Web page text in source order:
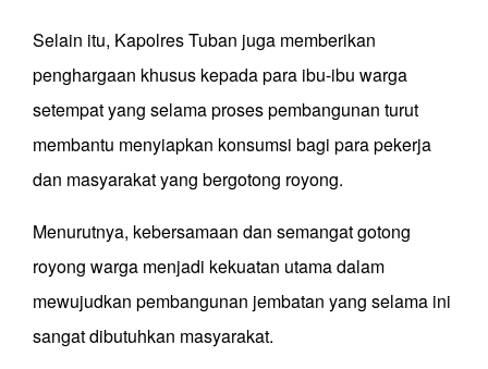
Selain itu, Kapolres Tuban juga memberikan
penghargaan khusus kepada para ibu-ibu warga
setempat yang selama proses pembangunan turut
membantu menyiapkan konsumsi bagi para pekerja
dan masyarakat yang bergotong royong.
Menurutnya, kebersamaan dan semangat gotong
royong warga menjadi kekuatan utama dalam
mewujudkan pembangunan jembatan yang selama ini
sangat dibutuhkan masyarakat.